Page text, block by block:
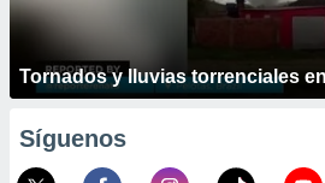
Tornados y lluvias torrenciales
Síguenos